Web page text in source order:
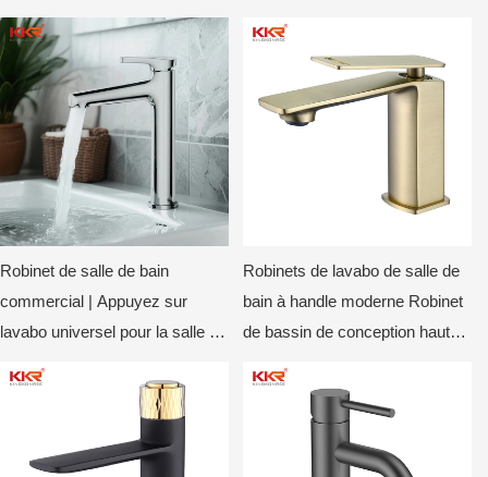
Robinet de salle de bain
commercial | Appuyez sur
lavabo universel pour la salle de
Robinets de lavabo de salle de
bain à handle moderne Robinet
de bassin de conception haut